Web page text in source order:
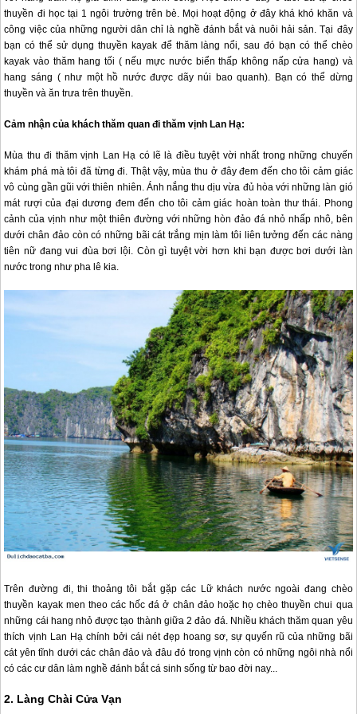
thuyền đi học tại 1 ngôi trường trên bè. Mọi hoạt động ở đây khá khó khăn và
công việc của những người dân chỉ là nghề đánh bắt và nuôi hải sản. Tại đây
bạn có thể sử dụng thuyền kayak để thăm làng nổi, sau đó bạn có thể chèo
kayak vào thăm hang tối ( nếu mực nước biển thấp không nấp cửa hang) và
hang sáng ( như một hồ nước được dãy núi bao quanh). Bạn có thể dừng
thuyền và ăn trưa trên thuyền.
Cảm nhận của khách thăm quan đi thăm vịnh Lan Hạ:
Mùa thu đi thăm vịnh Lan Hạ có lẽ là điều tuyệt vời nhất trong những chuyến
khám phá mà tôi đã từng đi. Thật vậy, mùa thu ở đây đem đến cho tôi cảm giác
vô cùng gần gũi với thiên nhiên. Ánh nắng thu dịu vừa đủ hòa với những làn gió
mát rượi của đại dương đem đến cho tôi cảm giác hoàn toàn thư thái. Phong
cảnh của vịnh như một thiên đường với những hòn đảo đá nhỏ nhấp nhô, bên
dưới chân đảo còn có những bãi cát trắng mịn làm tôi liên tưởng đến các nàng
tiên nữ đang vui đùa bơi lội. Còn gì tuyệt vời hơn khi bạn được bơi dưới làn
nước trong như pha lê kia.
Trên đường đi, thi thoảng tôi bắt gặp các Lữ khách nước ngoài đang chèo
thuyền kayak men theo các hốc đá ở chân đảo hoặc họ chèo thuyền chui qua
những cái hang nhỏ được tạo thành giữa 2 đảo đá. Nhiều khách thăm quan yêu
thích vịnh Lan Hạ chính bởi cái nét đẹp hoang sơ, sự quyến rũ của những bãi
cát yên tĩnh dưới các chân đảo và đâu đó trong vịnh còn có những ngôi nhà nổi
có các cư dân làm nghề đánh bắt cá sinh sống từ bao đời nay...
2. Làng Chài Cửa Vạn